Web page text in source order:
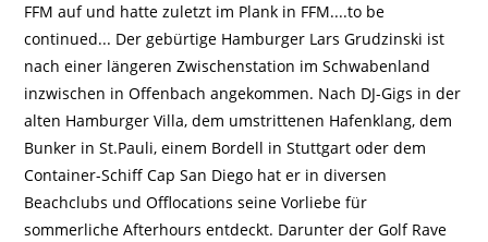
FFM auf und hatte zuletzt im Plank in FFM....to be
continued... Der gebürtige Hamburger Lars Grudzinski ist
nach einer längeren Zwischenstation im Schwabenland
inzwischen in Offenbach angekommen. Nach DJ-Gigs in der
alten Hamburger Villa, dem umstrittenen Hafenklang, dem
Bunker in St.Pauli, einem Bordell in Stuttgart oder dem
Container-Schiff Cap San Diego hat er in diversen
Beachclubs und Offlocations seine Vorliebe für
sommerliche Afterhours entdeckt. Darunter der Golf Rave